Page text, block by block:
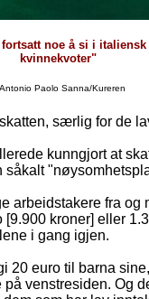
noe å si i
kvinnekvoter"
Antonio Paolo Sanna/Kureren
særlig for de
kunngjort at
såkalt
arbeidstakere fra
[9.900 kroner] eller
i gang igjen.
20 euro til barna
venstresiden. Og